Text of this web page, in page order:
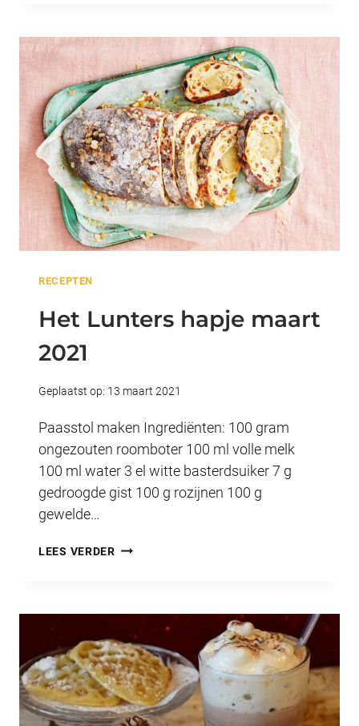
APRIL
2021
RECEPTEN
Het Lunters hapje maart
2021
Geplaatst op: 13 maart 2021
Paasstol maken Ingrediënten: 100 gram
ongezouten roomboter 100 ml volle melk
100 ml water 3 el witte basterdsuiker 7 g
gedroogde gist 100 g rozijnen 100 g
gewelde…
LEES VERDERHET
MAART
2021